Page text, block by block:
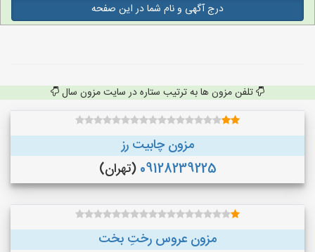
درج آگهی و نام شما در این صفحه
تلفن مزون ها به ترتیب ستاره در سایت مزون سال
مزون چابیت رز
09128239225 (تهران)
مزون عروس رختِ بخت